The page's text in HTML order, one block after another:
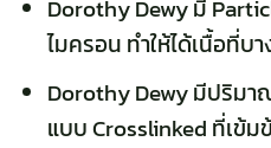
Dorothy Dewy มี
ไมครอน ทำให้ได้เนื้อที่บา
Dorothy Dewy มีปริมา
แบบ Crosslinked ที่เข้